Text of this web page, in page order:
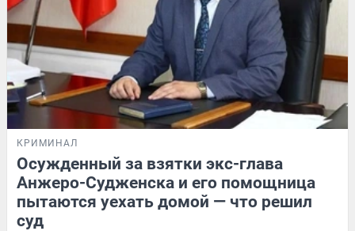
КРИМИНАЛ
Осужденный за взятки экс-глава
Анжеро-Судженска и его помощница
пытаются уехать домой — что решил
суд